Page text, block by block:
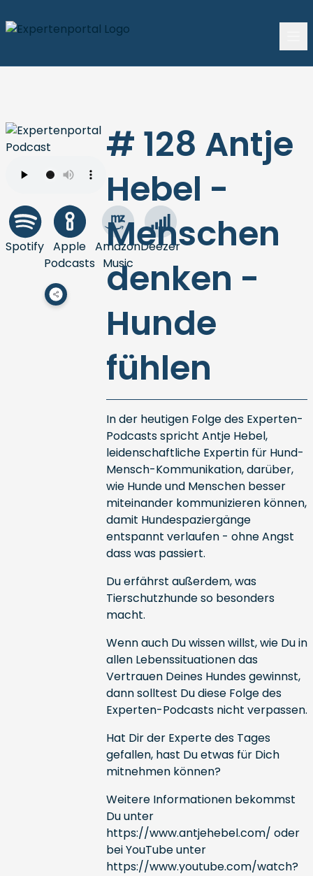
Spotify Apple
Podcasts
Amazon
Music
Deezer
# 128 Antje
Hebel -
Menschen
denken -
Hunde
fühlen
In der heutigen Folge des Experten-
Podcasts spricht Antje Hebel,
leidenschaftliche Expertin für Hund-
Mensch-Kommunikation, darüber,
wie Hunde und Menschen besser
miteinander kommunizieren können,
damit Hundespaziergänge
entspannt verlaufen - ohne Angst
dass was passiert.
Du erfährst außerdem, was
Tierschutzhunde so besonders
macht.
Wenn auch Du wissen willst, wie Du in
allen Lebenssituationen das
Vertrauen Deines Hundes gewinnst,
dann solltest Du diese Folge des
Experten-Podcasts nicht verpassen.
Hat Dir der Experte des Tages
gefallen, hast Du etwas für Dich
mitnehmen können?
Weitere Informationen bekommst
Du unter
https://www.antjehebel.com/ oder
bei YouTube unter
https://www.youtube.com/watch?